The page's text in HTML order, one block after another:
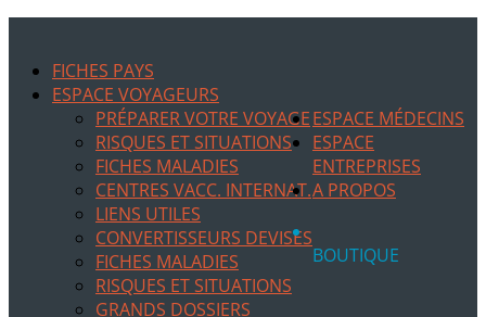
FICHES PAYS
ESPACE VOYAGEURS
PRÉPARER VOTRE VOYAGE
RISQUES ET SITUATIONS
FICHES MALADIES
CENTRES VACC. INTERNAT.
LIENS UTILES
CONVERTISSEURS DEVISES
ESPACE MÉDECINS
FICHES MALADIES
RISQUES ET SITUATIONS
GRANDS DOSSIERS
ESPACE
ENTREPRISES
A PROPOS
BOUTIQUE